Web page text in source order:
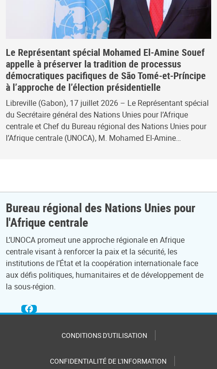
Le Représentant spécial Mohamed El-Amine Souef
appelle à préserver la tradition de processus
démocratiques pacifiques de São Tomé-et-Príncipe
à l’approche de l’élection présidentielle
Libreville (Gabon), 17 juillet 2026 – Le Représentant spécial
du Secrétaire général des Nations Unies pour l’Afrique
centrale et Chef du Bureau régional des Nations Unies pour
l’Afrique centrale (UNOCA), M. Mohamed El-Amine…
Bureau régional des Nations Unies pour
l'Afrique centrale
L’UNOCA promeut une approche régionale en Afrique
centrale visant à renforcer la paix et la sécurité, les
institutions de l’État et la coopération internationale face
aux défis politiques, humanitaires et de développement de
la sous-région.
CONDITIONS D'UTILISATION
CONFIDENTIALITÉ DE L'INFORMATION